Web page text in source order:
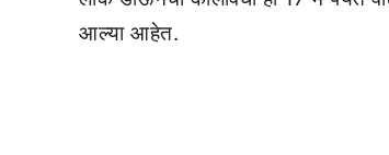
आल्या आहेत.